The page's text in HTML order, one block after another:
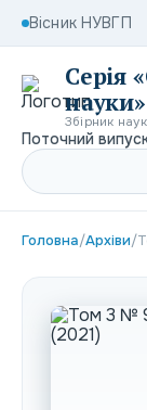
Вісник НУВГП
Серія
науки»
Збірник
Поточний
Головна/Архіви/